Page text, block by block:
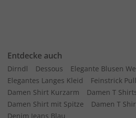
Entdecke auch
Dirndl Dessous
Elegante Blusen
Elegantes Langes Kleid
Feinstrick
Damen Shirt Kurzarm
Damen T
Damen Shirt mit Spitze
Damen T
Denim Jeans Blau